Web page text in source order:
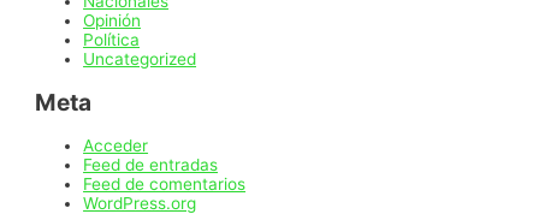
Opinión
Política
Uncategorized
Meta
Acceder
Feed de entradas
Feed de comentarios
WordPress.org